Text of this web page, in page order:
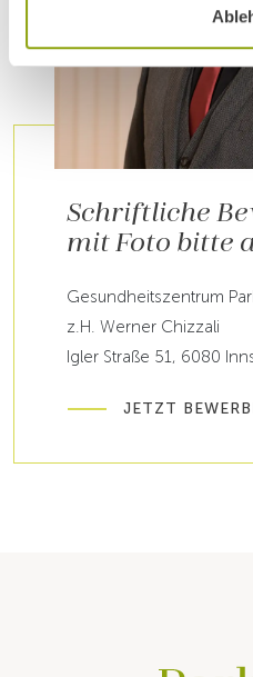
Schriftliche
mit Foto bitte
Gesundheitszentrum
z.H. Werner Chizzali
Igler Straße 51, 6080
JETZT